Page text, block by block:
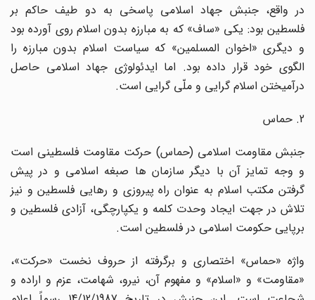
در واقع، جنبش جهاد اسلامى پاسخى به دو طیف حاکم بر
فلسطین بود: یکى «ساف» که به مبارزه بدون اسلام روى آورده بود
و دیگرى «اخوان المسلمین» که سیاست اسلام بدون مبارزه را
الگوى خود قرار داده بود. اما ایدئولوژى جهاد اسلامى حاصل
درآمیختن اسلام گرایى و ملّى گرایى است.
جنبش مقاومت اسلامى (حماس) حرکت مقاومت فلسطینى است
و وجه تمایز آن با دیگر سازمان ها صبغه اسلامى و در پیش
گرفتن مکتب اسلام به عنوان راه پیروزى و رهایى فلسطین و نیز
تلاش در جهت ایجاد وحدت کلمه و یکپارچگى، آزادى فلسطین و
برپایى حکومت اسلامى در فلسطین است.
واژه «حماس» اختصارى و برگرفته از حروف نخست «حرکت»،
«مقاومت» و «اسلام» و مفهوم آن، نیرو، شهامت، عزم و اراده و